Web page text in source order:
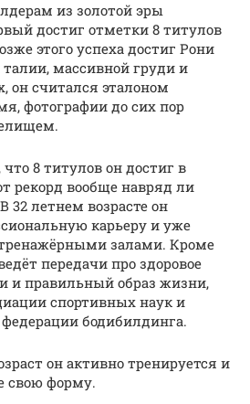
из золотой эры
достиг отметки 8 титулов
этого успеха достиг Рони
массивной груди и
он считался эталоном
фотографии до сих пор
8 титулов он достиг в
рекорд вообще навряд ли
32 летнем возрасте он
карьеру и уже
залами. Кроме
передачи про здоровое
и правильный образ жизни,
спортивных наук и
бодибилдинга.
он активно тренируется и
свою форму.